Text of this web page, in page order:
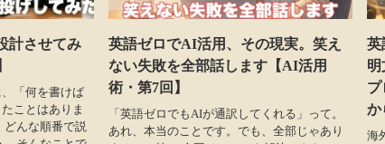
計させてみ
「何を書けば
ことはありま
んな順番で説
英語ゼロでAI活用、その現実。笑え
ない失敗を全部話します【AI活用
術・第7回】
「英語ゼロでもAIが通訳してくれる」って。
あれ、本当のことです。でも、全部じゃあり
英
明
プ
か
海